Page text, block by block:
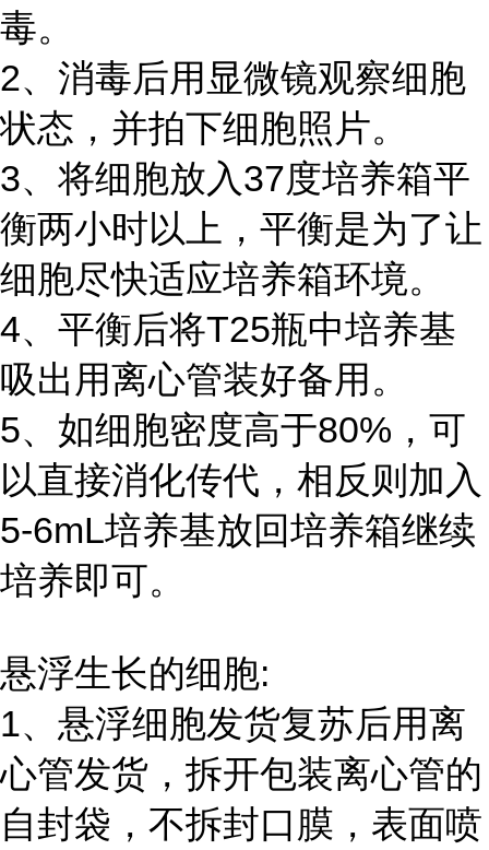
毒。
2、消毒后用显微镜观察细胞
状态，并拍下细胞照片。
3、将细胞放入37度培养箱平
衡两小时以上，平衡是为了让
细胞尽快适应培养箱环境。
4、平衡后将T25瓶中培养基
吸出用离心管装好备用。
5、如细胞密度高于80%，可
以直接消化传代，相反则加入
5-6mL培养基放回培养箱继续
培养即可。
悬浮生长的细胞:
1、悬浮细胞发货复苏后用离
心管发货，拆开包装离心管的
自封袋，不拆封口膜，表面喷